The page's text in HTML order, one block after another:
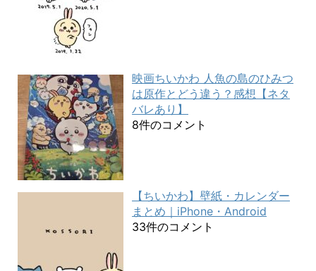
映画ちいかわ 人魚の島のひみつ
は原作とどう違う？感想【ネタ
バレあり】
8件のコメント
【ちいかわ】壁紙・カレンダー
まとめ｜iPhone・Android
33件のコメント